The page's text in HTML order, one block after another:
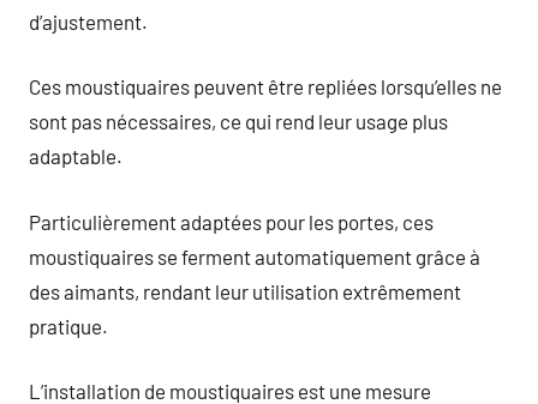
d’ajustement.
Ces moustiquaires peuvent être repliées lorsqu’elles ne
sont pas nécessaires, ce qui rend leur usage plus
adaptable.
Particulièrement adaptées pour les portes, ces
moustiquaires se ferment automatiquement grâce à
des aimants, rendant leur utilisation extrêmement
pratique.
L’installation de moustiquaires est une mesure